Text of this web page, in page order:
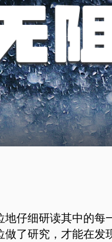
仔细研读其中的每
了研究，才能在发